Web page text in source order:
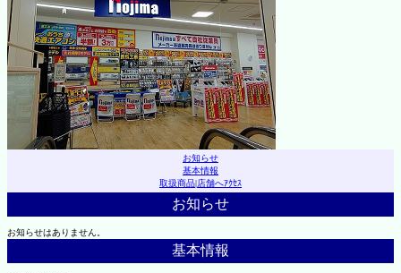
お知らせ
基本情報
取扱商品|店舗へｱｸｾｽ
お知らせ
お知らせはありません。
基本情報